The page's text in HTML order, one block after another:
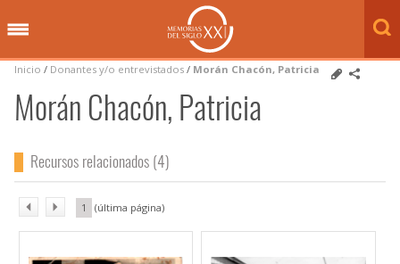
Inicio / Donantes y/o entrevistados / Morán Chacón, Patricia
Morán Chacón, Patricia
Recursos relacionados (4)
1